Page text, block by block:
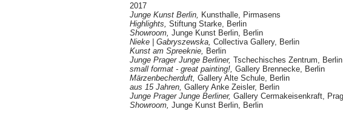
2017
Junge Kunst Berlin, Kunsthalle, Pirmasens
Highlights, Stiftung Starke, Berlin
Showroom, Junge Kunst Berlin, Berlin
Nieke | Gabryszewska, Collectiva Gallery, Berlin
Kunst am Spreeknie, Berlin
Junge Prager Junge Berliner, Tschechisches Zentrum, Berlin
small format - great painting!, Gallery Brennecke, Berlin
Märzenbecherduft, Gallery Alte Schule, Berlin
aus 15 Jahren, Gallery Anke Zeisler, Berlin
Junge Prager Junge Berliner, Gallery Cermakeisenkraft,
Showroom, Junge Kunst Berlin, Berlin